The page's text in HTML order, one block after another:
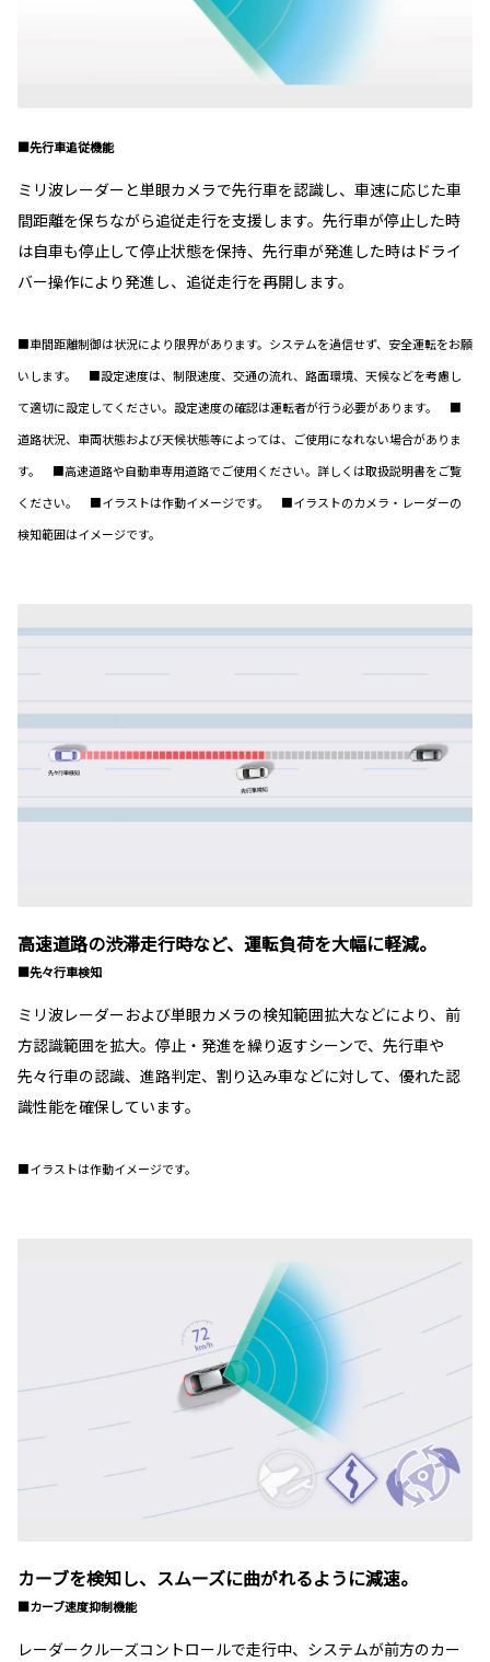
■先行車追従機能
ミリ波レーダーと単眼カメラで先行車を認識し、車速に応じた車
間距離を保ちながら追従走行を支援します。先行車が停止した時
は自車も停止して停止状態を保持、先行車が発進した時はドライ
バー操作により発進し、追従走行を再開します。
■車間距離制御は状況により限界があります。システムを過信せず、安全運転をお願
いします。 ■設定速度は、制限速度、交通の流れ、路面環境、天候などを考慮し
て適切に設定してください。設定速度の確認は運転者が行う必要があります。 ■
道路状況、車両状態および天候状態等によっては、ご使用になれない場合がありま
す。 ■高速道路や自動車専用道路でご使用ください。詳しくは取扱説明書をご覧
ください。 ■イラストは作動イメージです。 ■イラストのカメラ・レーダーの
検知範囲はイメージです。
高速道路の渋滞走行時など、運転負荷を大幅に軽減。
■先々行車検知
ミリ波レーダーおよび単眼カメラの検知範囲拡大などにより、前
方認識範囲を拡大。停止・発進を繰り返すシーンで、先行車や
先々行車の認識、進路判定、割り込み車などに対して、優れた認
識性能を確保しています。
■イラストは作動イメージです。
カーブを検知し、スムーズに曲がれるように減速。
■カーブ速度抑制機能
レーダークルーズコントロールで走行中、システムが前方のカー